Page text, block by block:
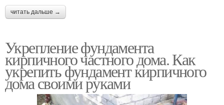
читать дальше →
Укрепление фундамента
кирпичного частного дома. Как
укрепить фундамент кирпичного
дома своими руками